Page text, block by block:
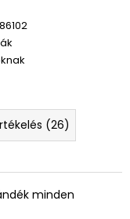
(26)
minden